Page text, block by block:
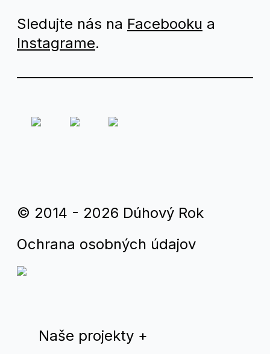
Naše projekty +
Sledujte nás na Facebooku a
Instagrame.
© 2014 - 2026 Dúhový Rok
Ochrana osobných údajov